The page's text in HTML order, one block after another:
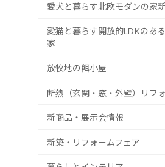
愛犬と暮らす北欧モダンの家
愛猫と暮らす開放的LDKのあ
家
放牧地の餌小屋
断熱（玄関・窓・外壁）リフ
新商品・展示会情報
新築・リフォームフェア